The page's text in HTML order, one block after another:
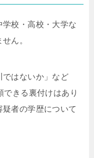
校・高校・大学な
ん。
ではないか」など
きる裏付けはあり
者の学歴について